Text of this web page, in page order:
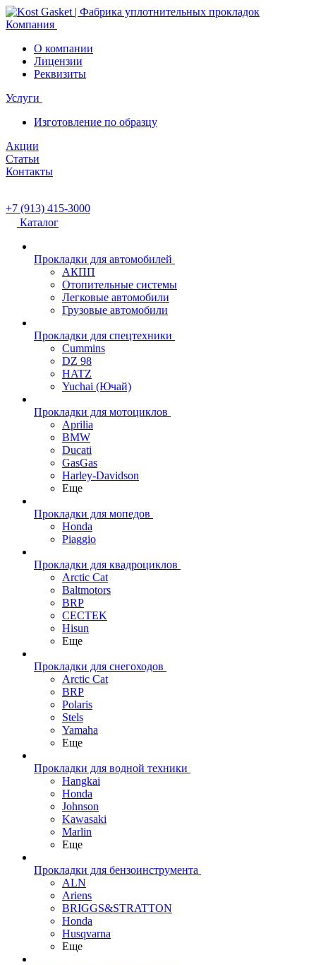
Компания
О компании
Лицензии
Реквизиты
Услуги
Изготовление по образцу
Акции
Статьи
Контакты
+7 (913) 415-3000
Каталог
Прокладки для автомобилей
АКПП
Отопительные системы
Легковые автомобили
Грузовые автомобили
Прокладки для спецтехники
Cummins
DZ 98
HATZ
Yuchai (Ючай)
Прокладки для мотоциклов
Aprilia
BMW
Ducati
GasGas
Harley-Davidson
Еще
Прокладки для мопедов
Honda
Piaggio
Прокладки для квадроциклов
Arctic Cat
Baltmotors
BRP
CECTEK
Hisun
Еще
Прокладки для снегоходов
Arctic Cat
BRP
Polaris
Stels
Yamaha
Еще
Прокладки для водной техники
Hangkai
Honda
Johnson
Kawasaki
Marlin
Еще
Прокладки для бензоинструмента
ALN
Ariens
BRIGGS&STRATTON
Honda
Husqvarna
Еще